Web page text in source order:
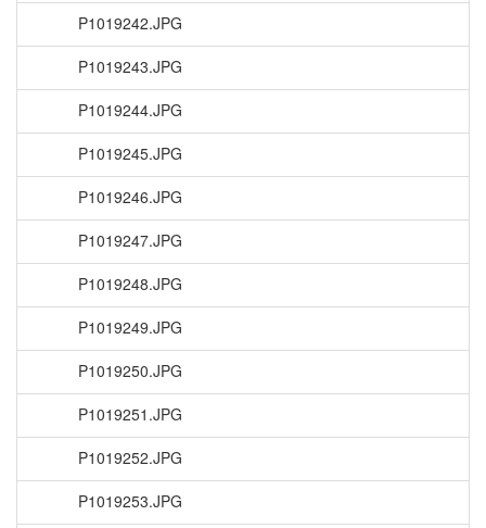
P1019242.JPG
P1019243.JPG
P1019244.JPG
P1019245.JPG
P1019246.JPG
P1019247.JPG
P1019248.JPG
P1019249.JPG
P1019250.JPG
P1019251.JPG
P1019252.JPG
P1019253.JPG